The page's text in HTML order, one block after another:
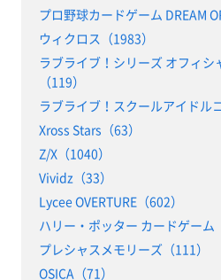
プロ野球カードゲーム DREAM
ウィクロス（1983）
ラブライブ！シリーズ オフィシ
（119）
ラブライブ！スクールアイドル
Xross Stars（63）
Z/X（1040）
Vividz（33）
Lycee OVERTURE（602）
ハリー・ポッター カードゲーム
プレシャスメモリーズ（111）
OSICA（71）